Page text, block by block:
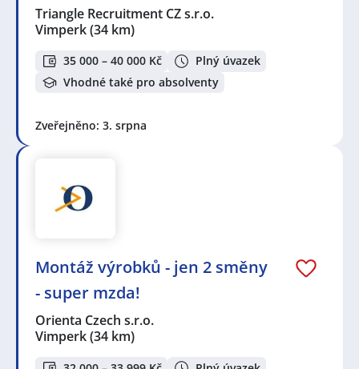
Triangle Recruitment CZ s.r.o.
Vimperk(34 km)
35 000 – 40 000 Kč
Plný úvazek
Vhodné také pro absolventy
Zveřejněno: 3. srpna
Montáž výrobků - jen 2 směny
- super mzda!
Orienta Czech s.r.o.
Vimperk(34 km)